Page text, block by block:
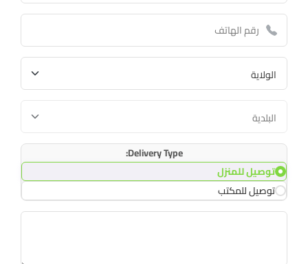
Delivery Type:
توصيل للمنزل
توصيل للمكتب